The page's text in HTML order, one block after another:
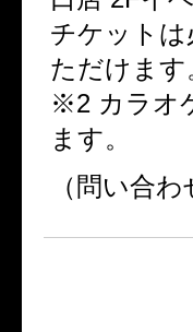
チケット
ただけます
※2 カラオ
ます。
（問い合わ